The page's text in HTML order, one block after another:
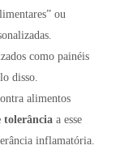
ou
como painéis
disso.
alimentos
tolerância a esse
inflamatória.